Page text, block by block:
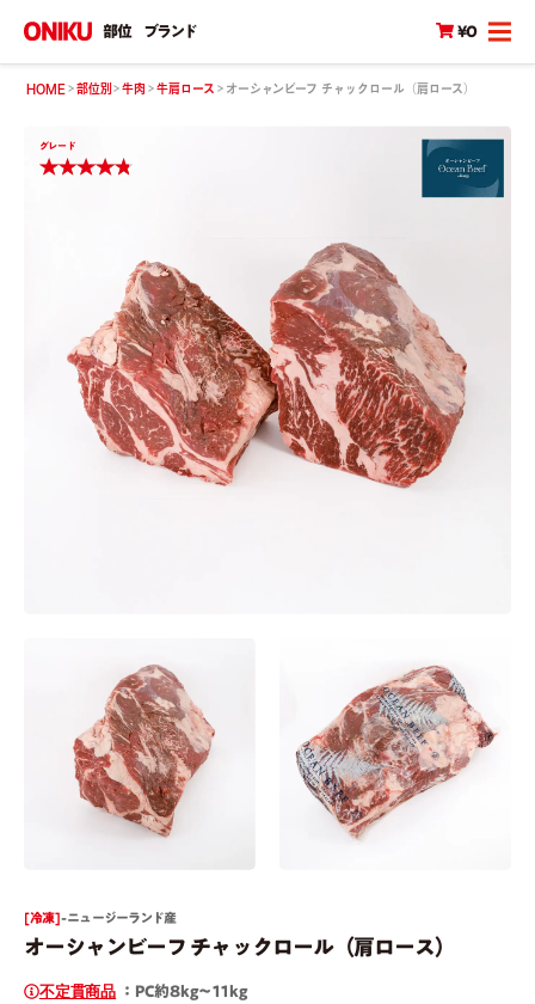
部位 ブランド ¥0
HOME 部位別 牛肉 牛肩ロース オーシャンビーフ チャックロール（肩ロース）
グレード
[ 冷凍 ]- ニュージーランド産
オーシャンビーフ チャックロール（肩ロース）
不定貫商品 ：PC約8kg〜11kg